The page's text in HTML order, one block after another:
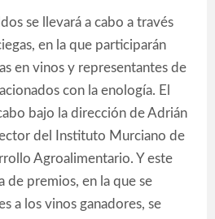
se llevará a cabo a través
en la que participarán
en vinos y representantes de
con la enología. El
bajo la dirección de Adrián
del Instituto Murciano de
Agroalimentario. Y este
de premios, en la que se
a los vinos ganadores, se